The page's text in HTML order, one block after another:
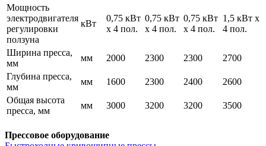
Мощность
электродвигателя
регулировки
ползуна
кВт
0,75 кВт
х 4 пол.
0,75 кВт
х 4 пол.
0,75 кВт
х 4 пол.
1,5 кВт х
4 пол.
Ширина пресса,
мм
мм 2000 2300 2300
2700
Глубина пресса,
мм
мм 1600 2300 2400
2600
Общая высота
пресса, мм
мм 3000 3200 3200 3500
Прессовое оборудование